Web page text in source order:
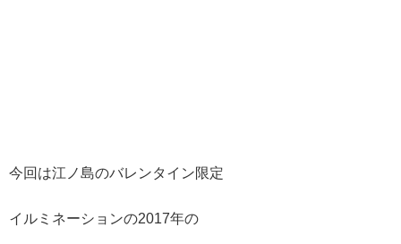
今回は江ノ島のバレンタイン限定
イルミネーションの2017年の